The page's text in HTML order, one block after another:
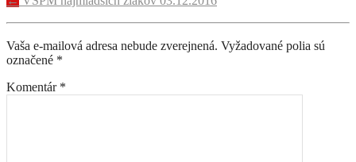
príspevku
Vaša e-mailová adresa nebude zverejnená. Vyžadované polia sú
označené *
Komentár *